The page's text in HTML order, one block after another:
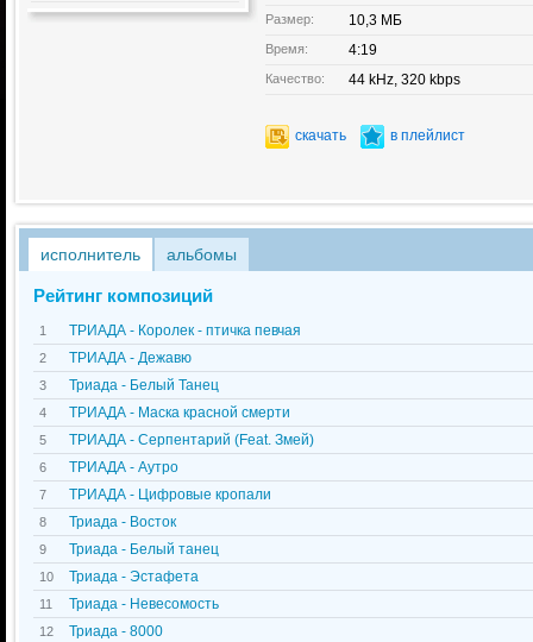
Размер: 10,3 МБ
Время: 4:19
Качество: 44 kHz, 320 kbps
скачать в плейлист
исполнитель альбомы
Рейтинг композиций
1 ТРИАДА - Королек - птичка певчая
2 ТРИАДА - Дежавю
3 Триада - Белый Танец
4 ТРИАДА - Маска красной смерти
5 ТРИАДА - Серпентарий (Feat. Змей)
6 ТРИАДА - Аутро
7 ТРИАДА - Цифровые кропали
8 Триада - Восток
9 Триада - Белый танец
10 Триада - Эстафета
11 Триада - Невесомость
12 Триада - 8000